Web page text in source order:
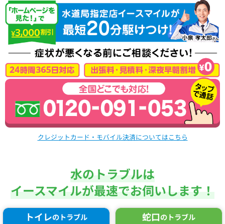
クレジットカード・モバイル決済についてはこちら
水のトラブルは
イースマイルが最速でお伺いします！
トイレのトラブル 蛇口のトラブル